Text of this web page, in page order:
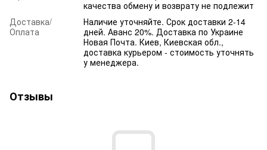
качества обмену и возврату не подлежит
Доставка/
Оплата
Наличие уточняйте. Срок доставки 2-14
дней. Аванс 20%. Доставка по Украине
Новая Почта. Киев, Киевская обл.,
доставка курьером - стоимость уточнять
у менеджера.
Отзывы